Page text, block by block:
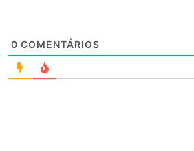
0 COMENTÁRIOS